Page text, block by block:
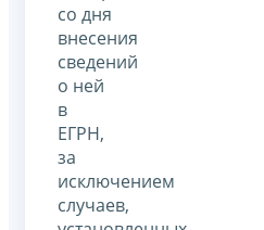
со дня
внесения
сведений
о ней
в
ЕГРН,
за
исключением
случаев,